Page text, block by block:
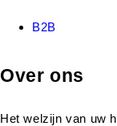
B2B
Over ons
Het welzijn van uw